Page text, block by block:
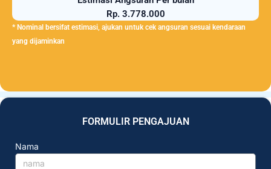
Rp. 3.778.000
* Nominal bersifat estimasi, ajukan untuk cek angsuran sesuai kendaraan
yang dijaminkan
FORMULIR PENGAJUAN
Nama